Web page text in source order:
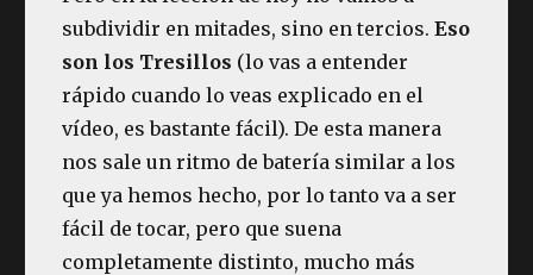
subdividir en mitades, sino en tercios.Eso
son los Tresillos (lo vas a entender
rápido cuando lo veas explicado en el
vídeo, es bastante fácil). De esta manera
nos sale un ritmo de batería similar a los
que ya hemos hecho, por lo tanto va a ser
fácil de tocar, pero que suena
completamente distinto, mucho más